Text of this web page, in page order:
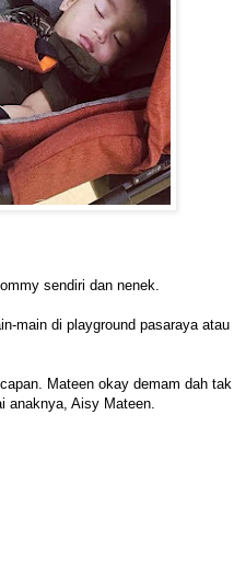
sendiri dan nenek.
main di playground pasaraya atau
Mateen okay demam dah
anaknya, Aisy Mateen.